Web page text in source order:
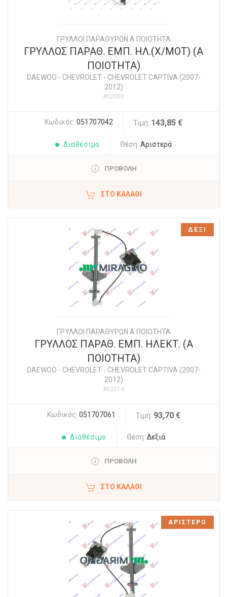
ΓΡΥΛΛΟΙ ΠΑΡΑΘΥΡΩΝ Α ΠΟΙΟΤΗΤΑ
ΓΡΥΛΛΟΣ ΠΑΡΑΘ. ΕΜΠ. ΗΛ.(Χ/ΜΟΤ) (Α
ΠΟΙΟΤΗΤΑ)
DAEWOO - CHEVROLET- CHEVROLET CAPTIVA (2007-
2012)
#52000
Κωδικός: 051707042 Τιμή: 143,85 €
Διαθέσιμο Θέση: Αριστερά
ΠΡΟΒΟΛΗ
ΣΤΟ ΚΑΛΆΘΙ
ΓΡΥΛΛΟΙ ΠΑΡΑΘΥΡΩΝ Α ΠΟΙΟΤΗΤΑ
ΓΡΥΛΛΟΣ ΠΑΡΑΘ. ΕΜΠ. ΗΛΕΚΤ. (Α
ΠΟΙΟΤΗΤΑ)
DAEWOO - CHEVROLET- CHEVROLET CAPTIVA (2007-
2012)
#52014
Κωδικός: 051707061 Τιμή: 93,70 €
Διαθέσιμο Θέση: Δεξιά
ΠΡΟΒΟΛΗ
ΣΤΟ ΚΑΛΆΘΙ
ΔΕΞΙ
ΑΡΙΣΤΕΡΟ